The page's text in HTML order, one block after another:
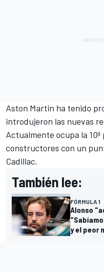
Aston Martin ha tenido
introdujeron las nuevas
Actualmente ocupa la
constructores con un
Cadillac.
También lee:
FÓRMULA 1
Alonso
y el peor